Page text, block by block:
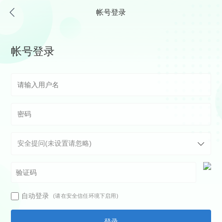
帐号登录
帐号登录
自动登录 (请在安全信任环境下启用)